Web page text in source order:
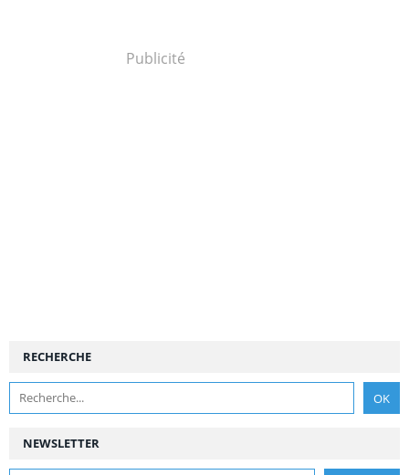
Publicité
NEWSLETTER
RECHERCHE